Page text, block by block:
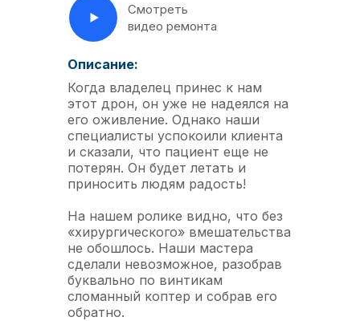
Смотреть
видео ремонта
Описание:
Когда владелец принес к нам
этот дрон, он уже не надеялся на
его оживление. Однако наши
специалисты успокоили клиента
и сказали, что пациент еще не
потерян. Он будет летать и
приносить людям радость!
На нашем ролике видно, что без
«хирургического» вмешательства
не обошлось. Наши мастера
сделали невозможное, разобрав
буквально по винтикам
сломанный коптер и собрав его
обратно.